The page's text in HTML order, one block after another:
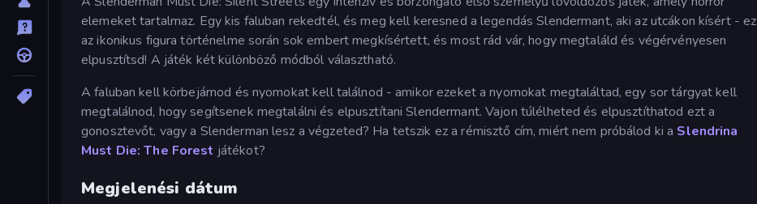
elemeket tartalmaz. Egy kis faluban rekedtél, és meg kell keresned a legendás Slendermant, aki az utcákon kísért - ez
az ikonikus figura történelme során sok embert megkísértett, és most rád vár, hogy megtaláld és végérvényesen
elpusztítsd! A játék két különböző módból választható.
A faluban kell körbejárnod és nyomokat kell találnod - amikor ezeket a nyomokat megtaláltad, egy sor tárgyat kell
megtalálnod, hogy segítsenek megtalálni és elpusztítani Slendermant. Vajon túlélheted és elpusztíthatod ezt a
gonosztevőt, vagy a Slenderman lesz a végzeted? Ha tetszik ez a rémisztő cím, miért nem próbálod ki a Slendrina
Must Die: The Forest játékot?
Megjelenési dátum